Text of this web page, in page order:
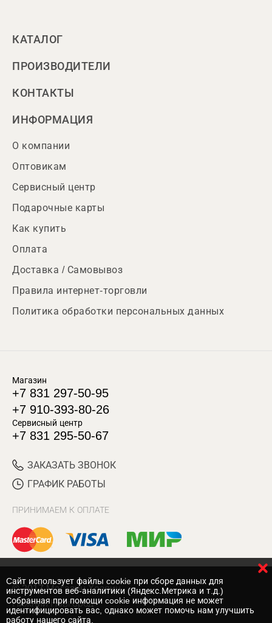
КАТАЛОГ
ПРОИЗВОДИТЕЛИ
КОНТАКТЫ
ИНФОРМАЦИЯ
О компании
Оптовикам
Сервисный центр
Подарочные карты
Как купить
Оплата
Доставка / Самовывоз
Правила интернет-торговли
Политика обработки персональных данных
Магазин
+7 831 297-50-95
+7 910-393-80-26
Сервисный центр
+7 831 295-50-67
ЗАКАЗАТЬ ЗВОНОК
ГРАФИК РАБОТЫ
ПРИНИМАЕМ К ОПЛАТЕ
© 2017 Магазин Хозяин
Нижний Новгород
Cайт использует файлы cookie при сборе данных для
инструментов веб-аналитики (Яндекс.Метрика и т.д.)
Собранная при помощи cookie информация не может
идентифицировать вас, однако может помочь нам улучшить
работу нашего сайта.